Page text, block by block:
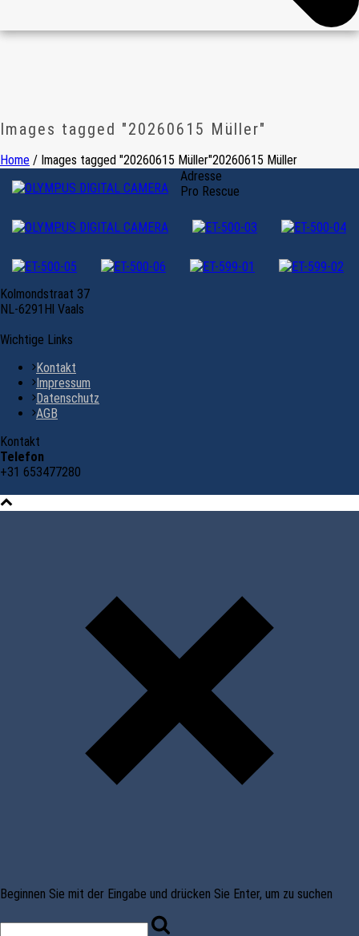
Images tagged "20260615 Müller"
Home / Images tagged "20260615 Müller"20260615 Müller
Adresse
Pro Rescue
Kolmondstraat 37
NL-6291Hl Vaals
Wichtige Links
Kontakt
Impressum
Datenschutz
AGB
Kontakt
Telefon
+31 653477280
Beginnen Sie mit der Eingabe und drücken Sie Enter, um zu suchen